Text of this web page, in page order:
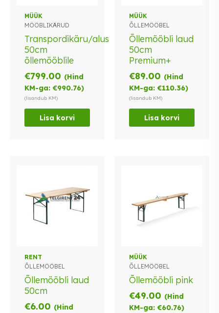
MÜÜK
MÖÖBLIKÄRUD
Transpordikäru/alus
50cm
õllemööblile
€799.00 (Hind
KM-ga:€990.76)
(lisandub KM)
Lisa korvi
MÜÜK
ÕLLEMÖÖBEL
Õllemööbli laud
50cm
Premium+
€89.00 (Hind
KM-ga:€110.36)
(lisandub KM)
Lisa korvi
RENT
ÕLLEMÖÖBEL
Õllemööbli laud
50cm
€6.00 (Hind
MÜÜK
ÕLLEMÖÖBEL
Õllemööbli pink
€49.00 (Hind
KM-ga:€60.76)